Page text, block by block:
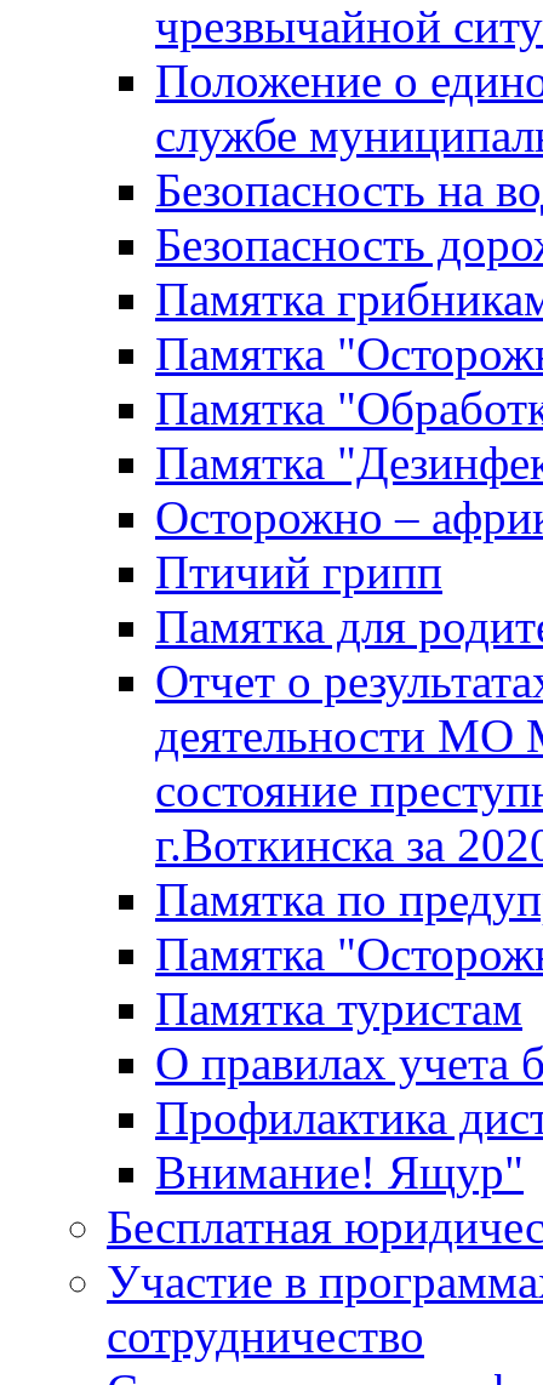
чрезвычайной
Положение о
службе
Безопасность на
Безопасность
Памятка
Памятка
Памятка
Памятка
Осторожно –
Птичий грипп
Памятка для
Отчет о
деятельности МО
состояние
г.Воткинска за
Памятка по
Памятка
Памятка туристам
О правилах учета
Профилактика
Внимание! Ящур"
Бесплатная
Участие в
сотрудничество